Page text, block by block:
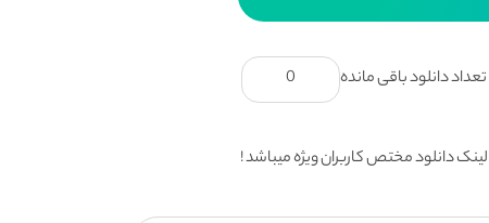
تعداد دانلود باقی مانده 0
لینک دانلود مختص کاربران ویژه میباشد !